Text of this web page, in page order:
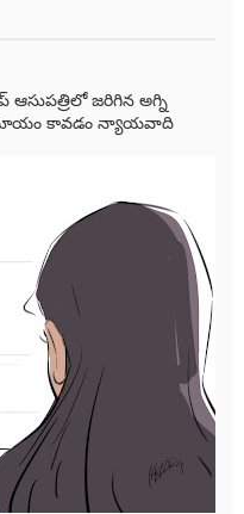
ఆసుపత్రిలో జరిగిన అగ్ని
మాయం కావడం న్యాయవాది